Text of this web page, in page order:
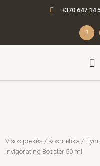
+370 647 14
F
a
e
b
Visos prekės / Kosmetika /
Invigorating Booster 50 ml.